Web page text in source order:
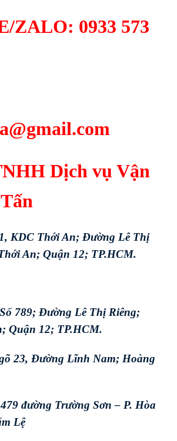
ZALO: 0933 573
Dịch vụ Vận
KDC Thới An; Đường Lê Thị
An; Quận 12; TP.HCM.
789; Đường Lê Thị Riêng;
Quận 12; TP.HCM.
23, Đường Lĩnh Nam; Hoàng
đường Trường Sơn – P. Hòa
Lệ